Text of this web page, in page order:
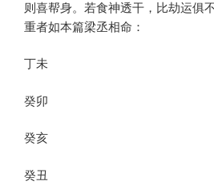
则喜帮身。若食神透干，比劫运俱
重者如本篇梁丞相命：
丁未
癸卯
癸亥
癸丑